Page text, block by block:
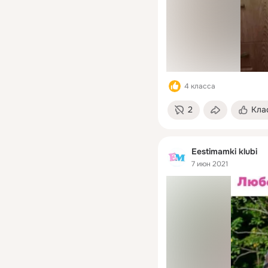
4 класса
2
Eestimamki klubi
7 июн 2021